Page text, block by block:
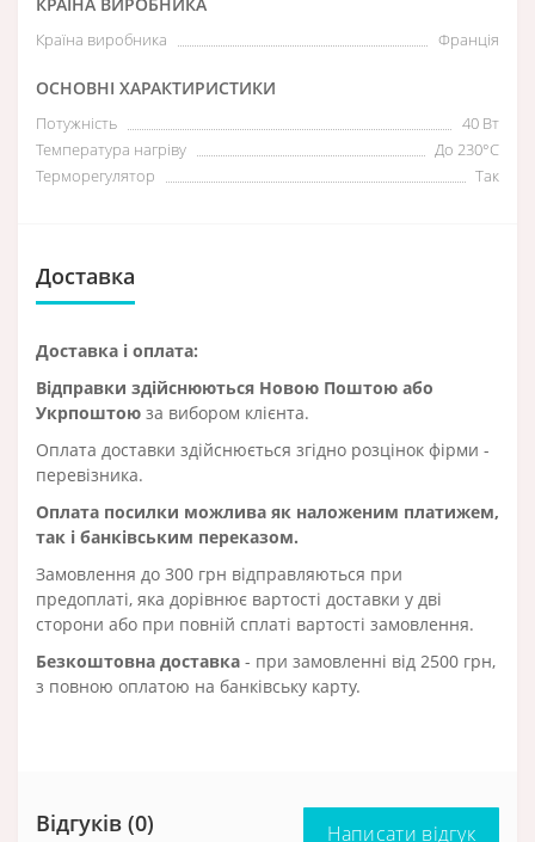
Країна виробника Франція
ОСНОВНІ ХАРАКТИРИСТИКИ
Потужність
40 Вт
Температура нагріву
До 230°C
Терморегулятор
Так
Доставка
Доставка і оплата:
Відправки здійснюються Новою Поштою або
Укрпоштою за вибором клієнта.
Оплата доставки здійснюється згідно розцінок фірми -
перевізника.
Оплата посилки можлива як наложеним платижем,
так і банківським переказом.
Замовлення до 300 грн відправляються при
предоплаті, яка дорівнює вартості доставки у дві
сторони або при повній сплаті вартості замовлення.
Безкоштовна доставка - при замовленні від 2500 грн,
з повною оплатою на банківську карту.
Відгуків (0) Написати відгук